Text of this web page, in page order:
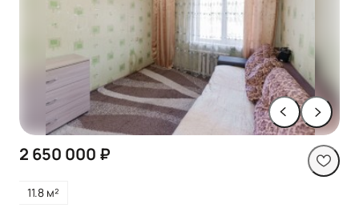
2 650 000 ₽
11.8 м²